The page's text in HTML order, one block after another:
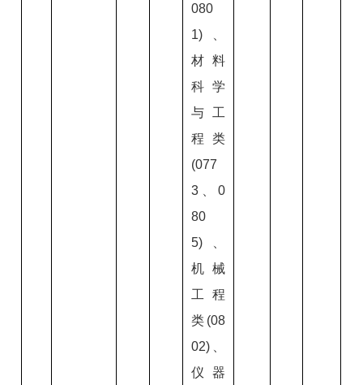
080
1)、
材料
科学
与工
程类
(077
3、0
80
5)、
机械
工程
类(08
02)、
仪器